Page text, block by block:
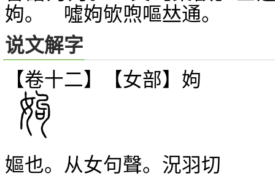
姁。 噓姁欨喣嘔𠀤通。
说文解字
【卷十二】【女部】 姁
嫗也。从女句聲。況羽切